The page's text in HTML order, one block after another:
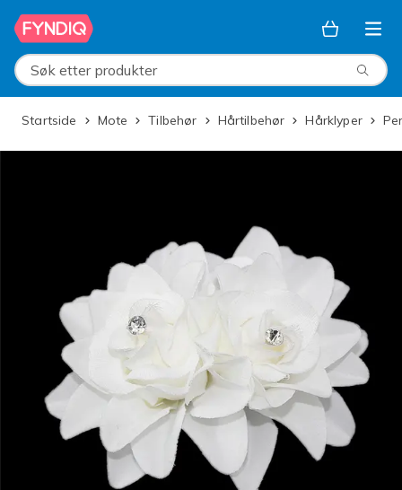
Hopp til hovedinnhold
Søk etter produkter
Startside Mote Tilbehør Hårtilbehør Hårklyper